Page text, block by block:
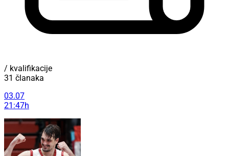
/ kvalifikacije
31 članaka
03.07
21:47h